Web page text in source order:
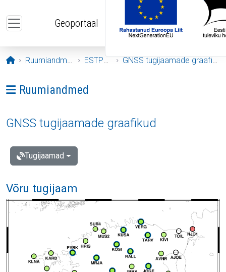
Geoportaal
Avaleht
Ruumiandmed ESTPOS GNSS tugijaamade graafikud
Ava menüü: Ruumiandmed
Ruumiandmed
GNSS tugijaamade graafikud
Tugijaamad
Võru tugijaam